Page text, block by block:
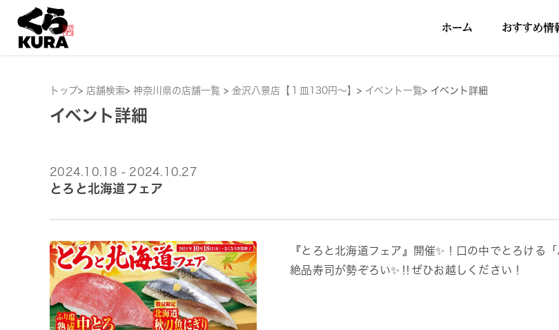
トップ> 店舗検索> 神奈川県の店舗一覧 > 金沢八景店【１皿130円～】 > イベント一覧> イベント詳細
イベント詳細
2024.10.18 - 2024.10.27
とろと北海道フェア
『とろと北海道フェア』開催✨！口の中でとろけ
絶品寿司が勢ぞろい✨‼ぜひお越しください！